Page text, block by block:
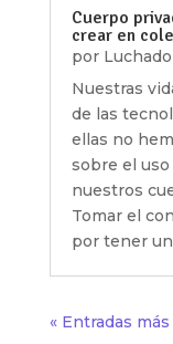
Cuerpo
crear en
por
Nuestras
de las
ellas no
sobre el
nuestros
Tomar el
por tener un
« Entradas